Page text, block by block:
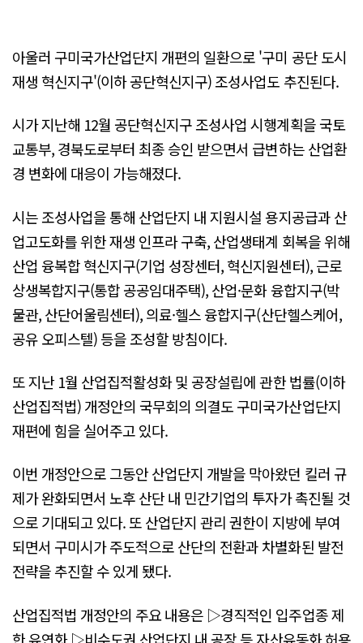
아울러 구미국가산업단지 개편의 일환으로 '구미 공단 도시
재생 혁신지구'(이하 공단혁신지구) 조성사업도 추진된다.
시가 지난해 12월 공단혁신지구 조성사업 시행계획을 국토
교통부, 경북도로부터 최종 승인 받으면서 급변하는 산업환
경 변화에 대응이 가능해졌다.
시는 조성사업을 통해 산업단지 내 지원시설 용지공급과 산
업고도화를 위한 재생 인프라 구축, 산업생태계 회복을 위해
산업 융복합 혁신지구(기업 성장센터, 혁신지원센터), 근로
상생복합지구(통합 공공임대주택), 산업·문화 융합지구(박
물관, 산단어울림센터), 의료·헬스 융합지구(산단헬스케어,
공유 오피스텔) 등을 조성할 방침이다.
또 지난 1월 산업집적활성화 및 공장설립에 관한 법률(이하
산업집적법) 개정안의 국무회의 의결도 구미국가산업단지
재편에 힘을 실어주고 있다.
이번 개정안으로 그동안 산업단지 개발을 막아왔던 킬러 규
제가 완화되면서 노후 산단 내 민간기업의 투자가 촉진될 것
으로 기대되고 있다. 또 산업단지 관리 권한이 지방에 부여
되면서 구미시가 주도적으로 산단의 전환과 차별화된 발전
전략을 추진할 수 있게 됐다.
산업집적법 개정안의 주요 내용은 ▷경직적인 입주업종 제
한 유연화 ▷비수도권 산업단지 내 공장 등 자산유동화 허용